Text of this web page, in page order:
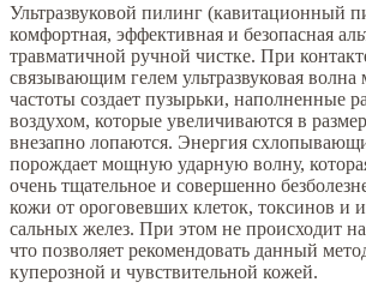
Ультразвуковой пилинг (кавитационный
комфортная, эффективная и безопасная
травматичной ручной чистке. При
связывающим гелем ультразвуковая
частоты создает пузырьки, наполненные
воздухом, которые увеличиваются в
внезапно лопаются. Энергия
порождает мощную ударную волну,
очень тщательное и совершенно
кожи от ороговевших клеток, токсинов и
сальных желез. При этом не происходит
что позволяет рекомендовать данный
куперозной и чувствительной кожей.